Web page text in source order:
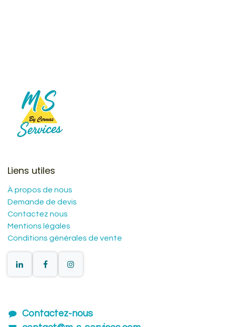
Liens utiles
À propos de nous
Demande de devis
Contactez nous
Mentions légales
Conditions générales de vente
Contactez-nous